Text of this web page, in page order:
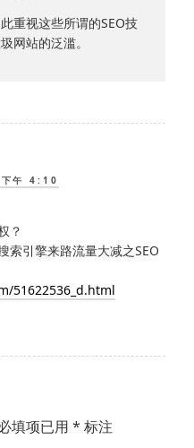
重视这些所谓的SEO技
网站的泛滥。
午 4:10
？
索引擎来路流量大减之SEO
51622536_d.html
填项已用 * 标注